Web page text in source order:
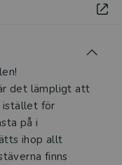
det lämpligt att
istället för
på i
ihop allt
finns